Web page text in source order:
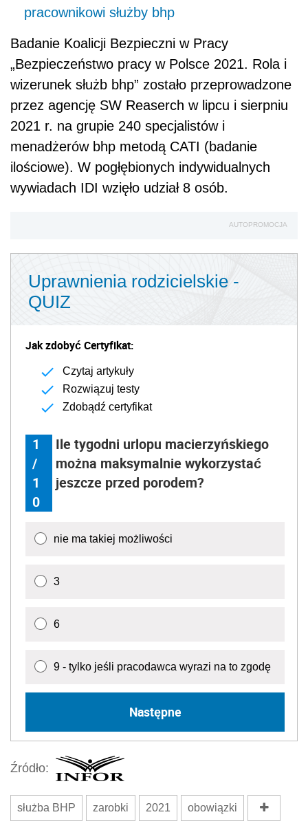
pracownikowi służby bhp
Badanie Koalicji Bezpieczni w Pracy
„Bezpieczeństwo pracy w Polsce 2021. Rola i
wizerunek służb bhp” zostało przeprowadzone
przez agencję SW Reaserch w lipcu i sierpniu
2021 r. na grupie 240 specjalistów i
menadżerów bhp metodą CATI (badanie
ilościowe). W pogłębionych indywidualnych
wywiadach IDI wzięło udział 8 osób.
AUTOPROMOCJA
Uprawnienia rodzicielskie -
QUIZ
Jak zdobyć Certyfikat:
Czytaj artykuły
Rozwiązuj testy
Zdobądź certyfikat
1
/
1
0
Ile tygodni urlopu macierzyńskiego
można maksymalnie wykorzystać
jeszcze przed porodem?
nie ma takiej możliwości
3
6
9 - tylko jeśli pracodawca wyrazi na to zgodę
Następne
Źródło:
służba BHP zarobki 2021 obowiązki